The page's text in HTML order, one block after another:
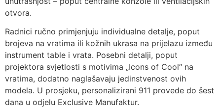
otvora.
Radnici ručno primjenjuju individualne detalje, poput
brojeva na vratima ili kožnih ukrasa na prijelazu između
instrument table i vrata. Posebni detalji, poput
projektora svjetlosti s motivima „Icons of Cool“ na
vratima, dodatno naglašavaju jedinstvenost ovih
modela. U prosjeku, personalizirani 911 provede do šest
dana u odjelu Exclusive Manufaktur.